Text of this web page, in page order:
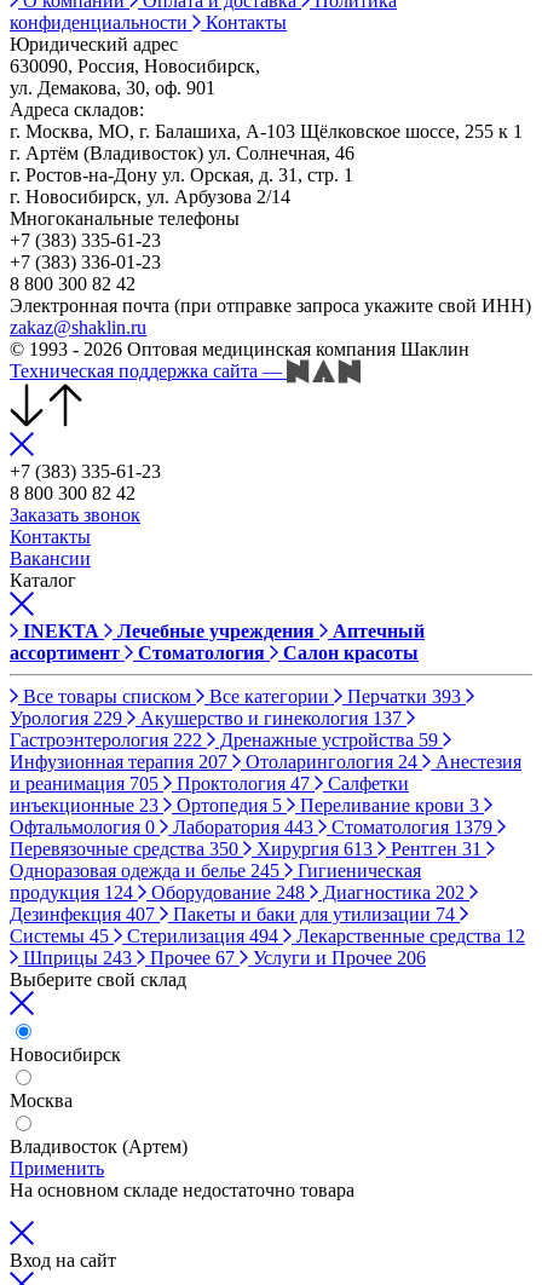
конфиденциальности
Контакты
Юридический адрес
630090, Россия, Новосибирск,
ул. Демакова, 30, оф. 901
Адреса складов:
г. Москва, МО, г. Балашиха, А-103 Щёлковское шоссе, 255 к 1
г. Артём (Владивосток) ул. Солнечная, 46
г. Ростов-на-Дону ул. Орская, д. 31, стр. 1
г. Новосибирск, ул. Арбузова 2/14
Многоканальные телефоны
+7 (383) 335-61-23
+7 (383) 336-01-23
8 800 300 82 42
Электронная почта (при отправке запроса укажите свой ИНН)
zakaz@shaklin.ru
© 1993 - 2026 Оптовая медицинская компания Шаклин
Техническая поддержка сайта —
+7 (383) 335-61-23
8 800 300 82 42
Заказать звонок
Контакты
Вакансии
Каталог
INEKTA Лечебные учреждения
Аптечный
ассортимент
Стоматология Салон красоты
Все товары списком Все категории Перчатки 393
Урология 229 Акушерство и гинекология 137
Гастроэнтерология 222 Дренажные устройства 59
Инфузионная терапия 207 Отоларингология 24
Анестезия
и реанимация 705 Проктология 47
Салфетки
инъекционные 23 Ортопедия 5 Переливание крови 3
Офтальмология 0 Лаборатория 443 Стоматология 1379
Перевязочные средства 350 Хирургия 613 Рентген 31
Одноразовая одежда и белье 245
Гигиеническая
продукция 124 Оборудование 248 Диагностика 202
Дезинфекция 407 Пакеты и баки для утилизации 74
Системы 45 Стерилизация 494 Лекарственные средства 12
Шприцы 243 Прочее 67 Услуги и Прочее 206
Выберите свой склад
Новосибирск
Москва
Владивосток (Артем)
Применить
На основном складе недостаточно товара
Вход на сайт